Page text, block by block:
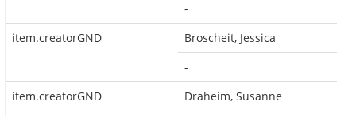
-
item.creatorGND
Broscheit, Jessica
-
item.creatorGND
Draheim, Susanne